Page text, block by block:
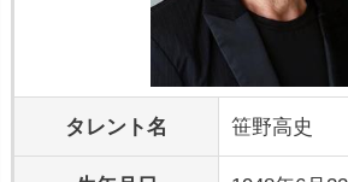
タレント名 笹野高史